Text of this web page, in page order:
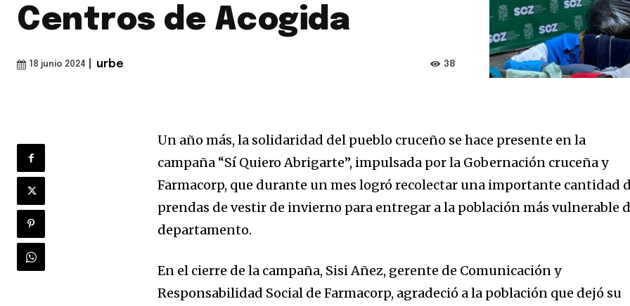
Centros de Acogida
18 junio 2024 urbe 38
Un año más, la solidaridad del pueblo cruceño se hace presente en la
campaña “Sí Quiero Abrigarte”, impulsada por la Gobernación cruceña y
Farmacorp, que durante un mes logró recolectar una importante cantidad
prendas de vestir de invierno para entregar a la población más vulnerable
departamento.
En el cierre de la campaña, Sisi Añez, gerente de Comunicación y
Responsabilidad Social de Farmacorp, agradeció a la población que dejó su